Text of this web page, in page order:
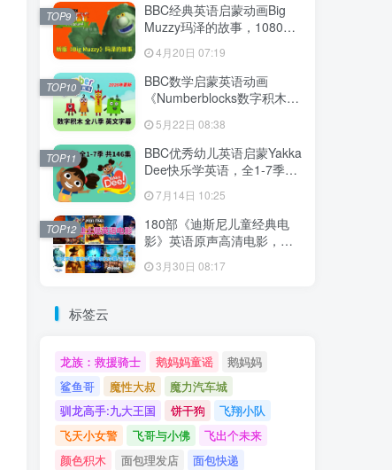
BBC经典英语启蒙动画Big
Muzzy玛泽的故事，1080P
高清视频带英文字幕，全套
英文版和中文版+游戏+PDF
教材+卡片，百度网盘下载！
4月20日 07:19
TOP9
BBC数学启蒙英语动画
《Numberblocks数字积木》
198集，1080P高清视频带英
文字幕，百度网盘下载！
5月22日 08:38
TOP10
BBC优秀幼儿英语启蒙Yakka
Dee快乐学英语，全1-7季共
文字幕，带音频MP3，百度
网盘下载！
7月14日 10:25
TOP11
180部《迪斯尼儿童经典电
影》英语原声高清电影，中
下载！
3月30日 08:17
TOP12
标签云
龙族：救援骑士 鹅妈妈童谣
鹅妈妈
鲨鱼哥
魔性大叔
魔力汽车城
驯龙高手:九大王国
饼干狗
飞翔小队
飞天小女警
飞哥与小佛
飞出个未来
颜色积木
面包理发店
面包快递